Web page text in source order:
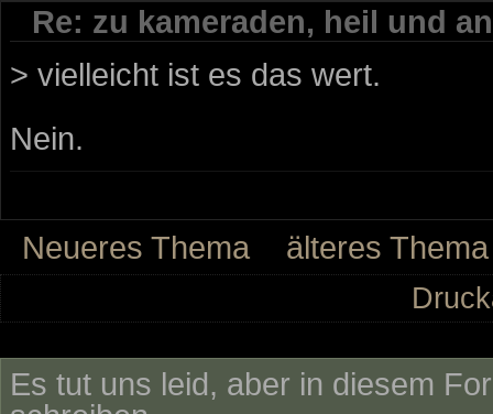
Re: zu kameraden, heil und
> vielleicht ist es das wert.
Nein.
Neueres Thema älteres Thema
Es tut uns leid, aber in diesem